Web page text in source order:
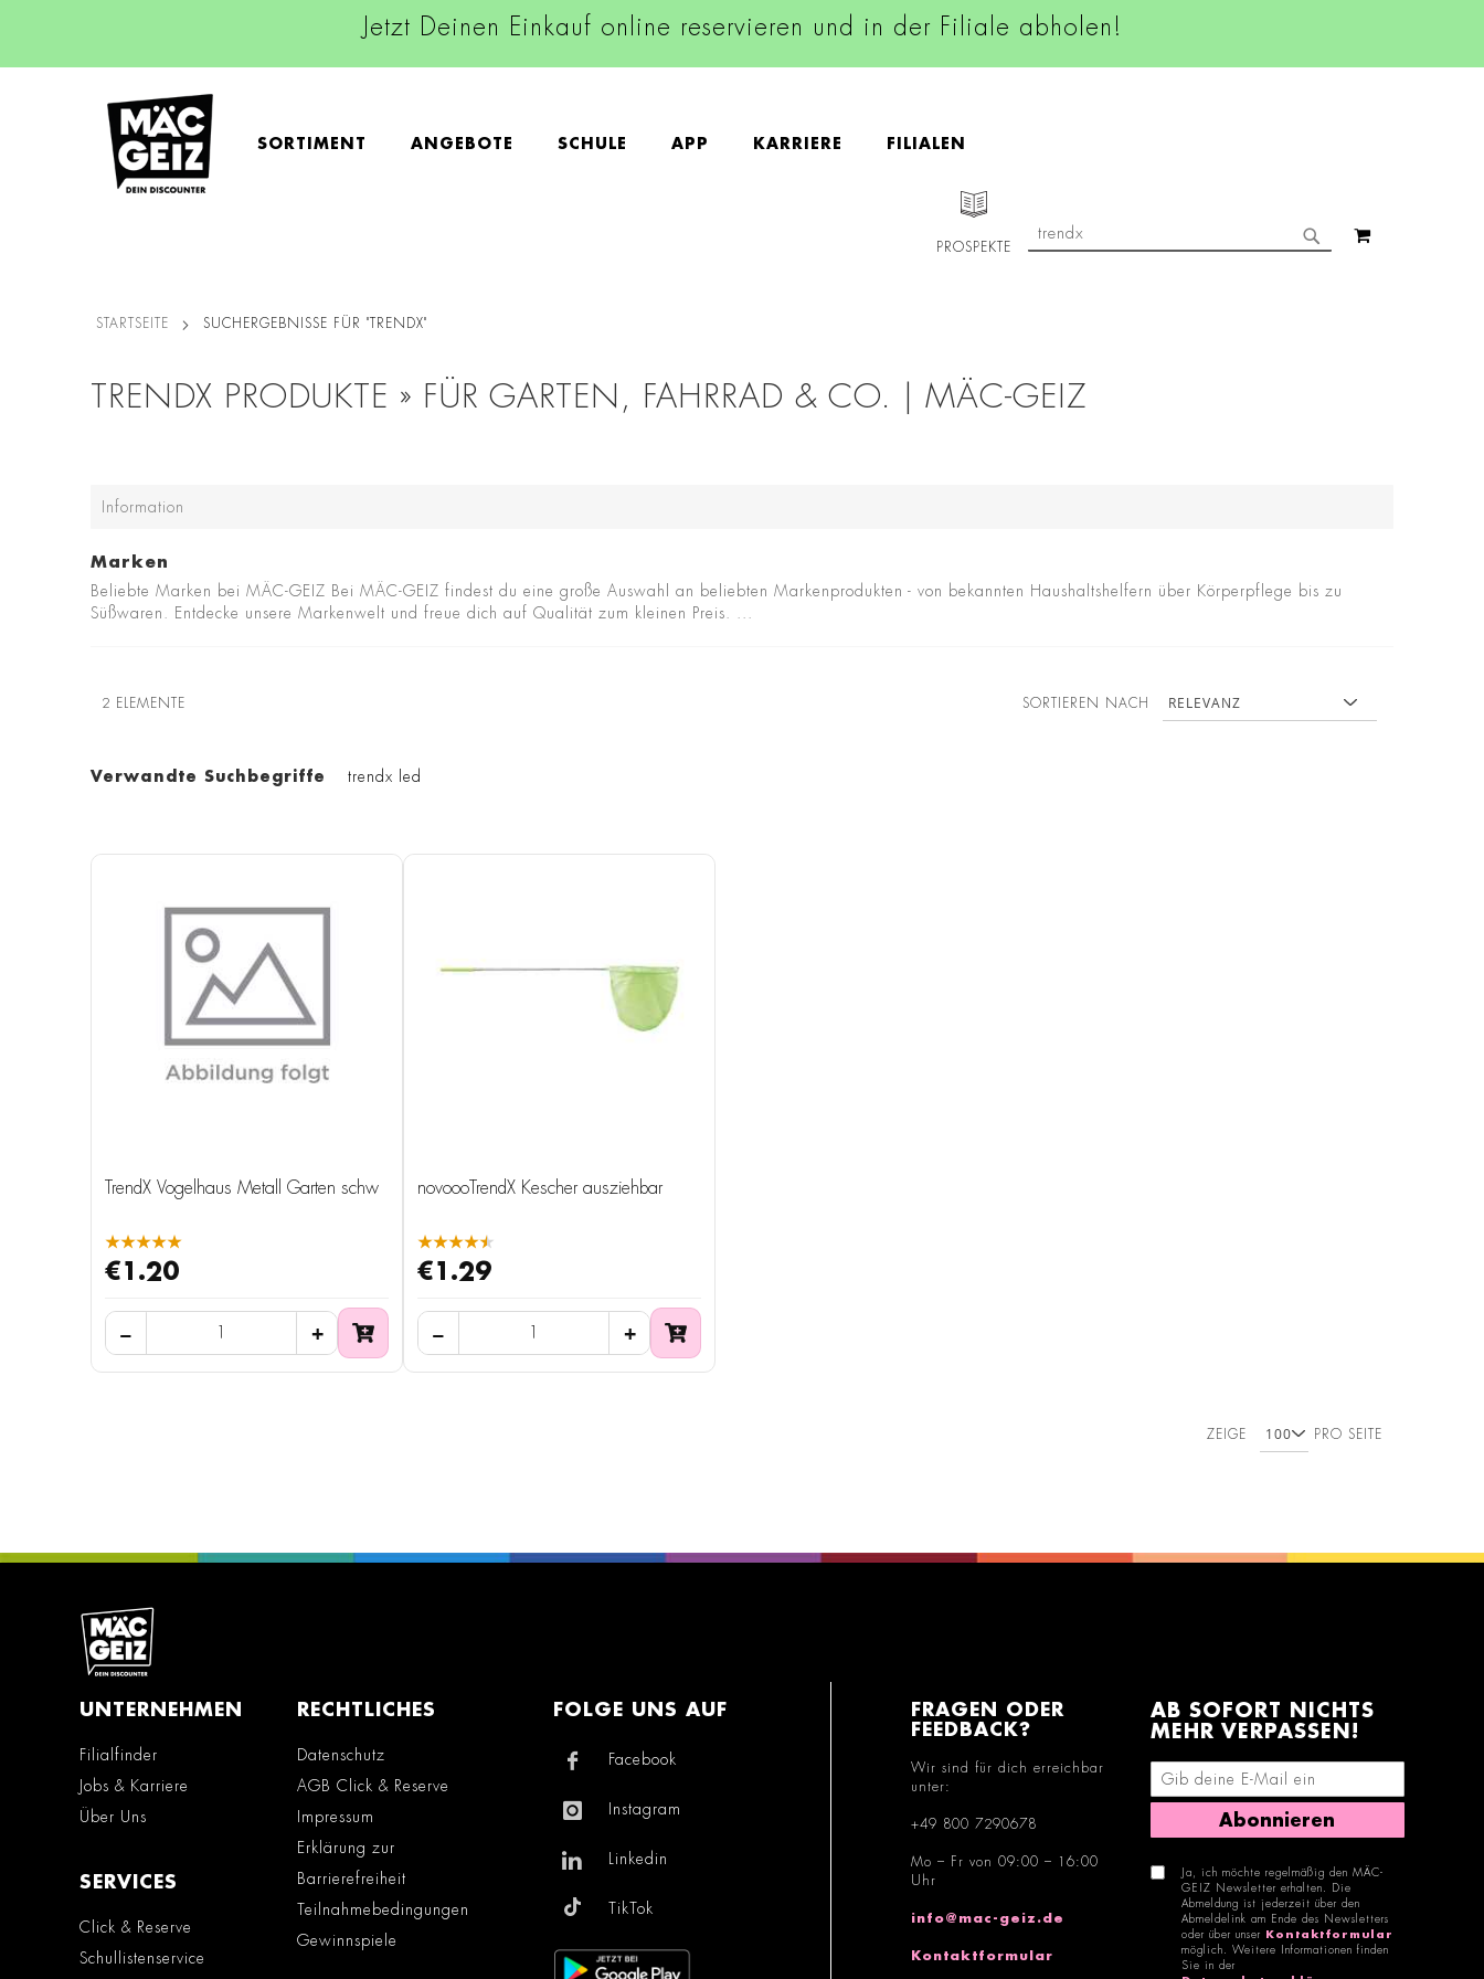
Jetzt Deinen Einkauf online reservieren und in der Filiale abholen!
SORTIMENT ANGEBOTE SCHULE APP KARRIERE FILIALEN
PROSPEKTE
SUCHE
STARTSEITE SUCHERGEBNISSE FÜR "TRENDX"
TRENDX PRODUKTE » FÜR GARTEN, FAHRRAD & CO. | MÄC-GEIZ
Information
Marken
Beliebte Marken bei MÄC-GEIZ Bei MÄC-GEIZ findest du eine große Auswahl an beliebten Markenprodukten - von bekannten Haushaltshelfern über Körperpflege bis zu
Süßwaren. Entdecke unsere Markenwelt und freue dich auf Qualität zum kleinen Preis. ...
2 ELEMENTE SORTIEREN NACH
Verwandte Suchbegriffe trendx led
TrendX Vogelhaus Metall Garten schw
★★★★★
€1.20
novoooTrendX Kescher ausziehbar
★★★★★
€1.29
ZEIGE PRO SEITE
UNTERNEHMEN
Filialfinder
Jobs & Karriere
Über Uns
SERVICES
Click & Reserve
Schullistenservice
RECHTLICHES
Datenschutz
AGB Click & Reserve
Impressum
Erklärung zur
Barrierefreiheit
Teilnahmebedingungen
Gewinnspiele
FOLGE UNS AUF
Facebook
Instagram
Linkedin
TikTok
FRAGEN ODER
FEEDBACK?
Wir sind für dich erreichbar
unter:
+49 800 7290678
Mo – Fr von 09:00 – 16:00
Uhr
info@mac-geiz.de
Kontaktformular
AB SOFORT NICHTS
MEHR VERPASSEN!
E-Mail-Adresse eingeben
Abonnieren
Ja, ich möchte regelmäßig den MÄC-
GEIZ Newsletter erhalten. Die
Abmeldung ist jederzeit über den
Abmeldelink am Ende des Newsletters
oder über unser
Kontaktformular
möglich. Weitere Informationen finden
Sie in der